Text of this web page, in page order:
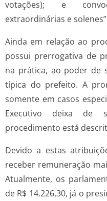
votações); e
extraordinárias e
Ainda em relação ao
possui prerrogativa de
na prática, ao poder de
típica do prefeito. A
somente em casos
Executivo deixa de
procedimento está
Devido a estas
receber remuneração
Atualmente, os
de R$ 14.226,30, já o